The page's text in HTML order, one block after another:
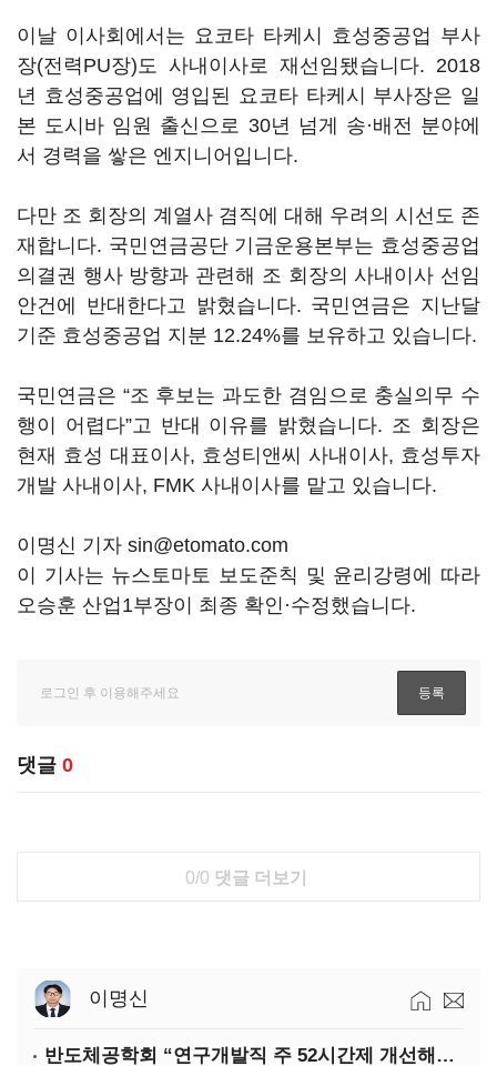
이날 이사회에서는 요코타 타케시 효성중공업 부사
장(전력PU장)도 사내이사로 재선임됐습니다. 2018
년 효성중공업에 영입된 요코타 타케시 부사장은 일
본 도시바 임원 출신으로 30년 넘게 송·배전 분야에
서 경력을 쌓은 엔지니어입니다.
다만 조 회장의 계열사 겸직에 대해 우려의 시선도 존
재합니다. 국민연금공단 기금운용본부는 효성중공업
의결권 행사 방향과 관련해 조 회장의 사내이사 선임
안건에 반대한다고 밝혔습니다. 국민연금은 지난달
기준 효성중공업 지분 12.24%를 보유하고 있습니다.
국민연금은 “조 후보는 과도한 겸임으로 충실의무 수
행이 어렵다”고 반대 이유를 밝혔습니다. 조 회장은
현재 효성 대표이사, 효성티앤씨 사내이사, 효성투자
개발 사내이사, FMK 사내이사를 맡고 있습니다.
이명신 기자 sin@etomato.com
이 기사는 뉴스토마토 보도준칙 및 윤리강령에 따라
오승훈 산업1부장이 최종 확인·수정했습니다.
댓글 0
0/0 댓글 더보기
이명신
반도체공학회 “연구개발직 주 52시간제 개선해야”